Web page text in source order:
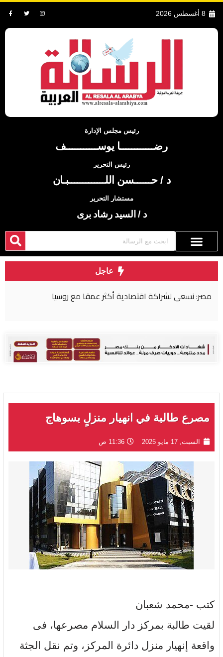
8 أغسطس 2026
رئيس مجلس الإدارة
رضــــــــــــا يوســـــــــــف
رئيس التحرير
د / حــــــسن اللـــــــــــــبـان
مستشار التحرير
د / السيد رشاد برى
عاجل
مصر: نسعى لشراكة اقتصادية أكثر عمقا مع روسيا
مصرع طالبة في انهيار منزلٍ بسوهاج
السبت, 17 مايو 2025 11:36 ص
كتب -محمد شعبان
لقيت طالبة بمركز دار السلام مصرعها، فى
واقعة إنهيار منزل دائرة المركز، وتم نقل الجثة